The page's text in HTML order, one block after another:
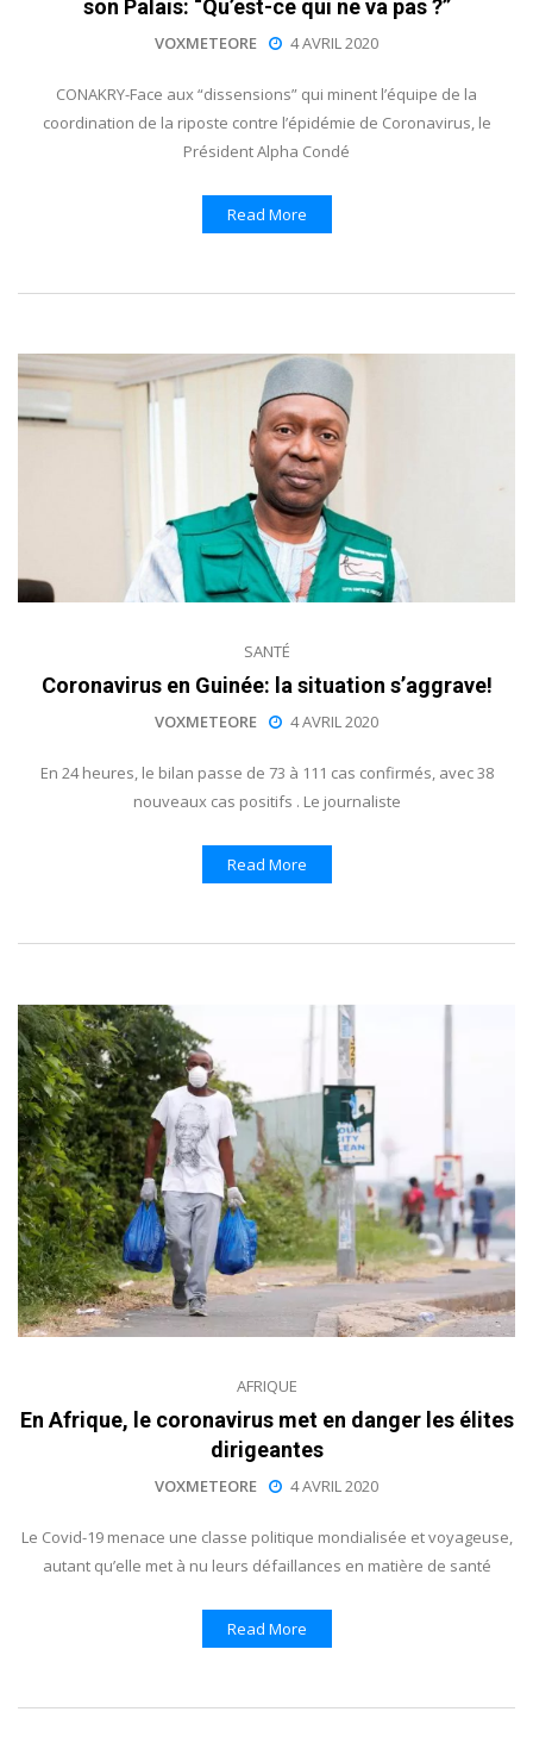
son Palais: “Qu’est-ce qui ne va pas ?”
VOXMETEORE 4 AVRIL 2020
CONAKRY-Face aux “dissensions” qui minent l’équipe de la
coordination de la riposte contre l’épidémie de Coronavirus, le
Président Alpha Condé
Read More
SANTÉ
Coronavirus en Guinée: la situation s’aggrave!
VOXMETEORE 4 AVRIL 2020
En 24 heures, le bilan passe de 73 à 111 cas confirmés, avec 38
nouveaux cas positifs . Le journaliste
Read More
AFRIQUE
En Afrique, le coronavirus met en danger les élites
dirigeantes
VOXMETEORE 4 AVRIL 2020
Le Covid-19 menace une classe politique mondialisée et voyageuse,
autant qu’elle met à nu leurs défaillances en matière de santé
Read More